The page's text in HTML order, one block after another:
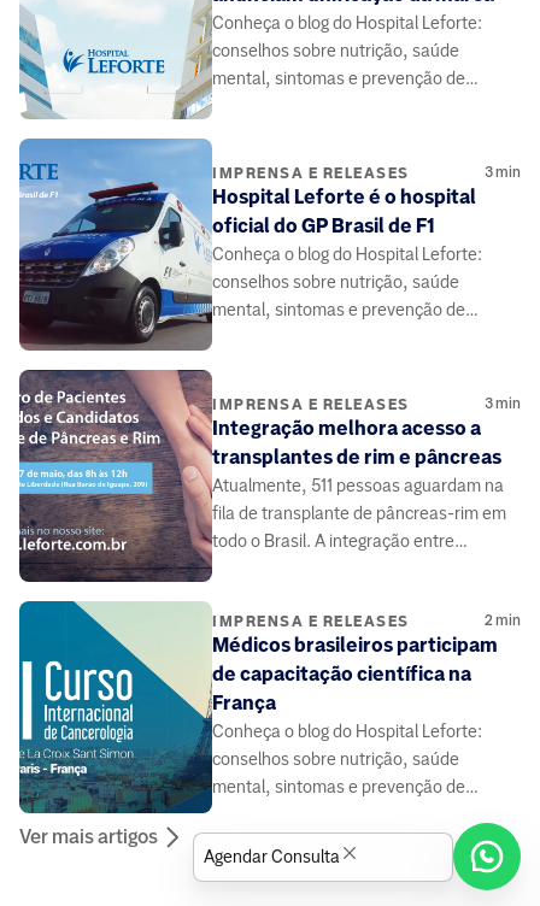
Conheça o blog do Hospital Leforte:
conselhos sobre nutrição, saúde
mental, sintomas e prevenção de
IMPRENSA E RELEASES 3min
Hospital Leforte é o hospital
oficial do GP Brasil de F1
Conheça o blog do Hospital Leforte:
conselhos sobre nutrição, saúde
mental, sintomas e prevenção de
IMPRENSA E RELEASES 3min
Integração melhora acesso a
transplantes de rim e pâncreas
Atualmente, 511 pessoas aguardam na
fila de transplante de pâncreas-rim em
todo o Brasil. A integração entre
IMPRENSA E RELEASES 2 min
Médicos brasileiros participam
de capacitação científica na
França
Conheça o blog do Hospital Leforte:
conselhos sobre nutrição, saúde
mental, sintomas e prevenção de
especialistas da área da saúde.
Ver mais artigos
Agendar Consulta